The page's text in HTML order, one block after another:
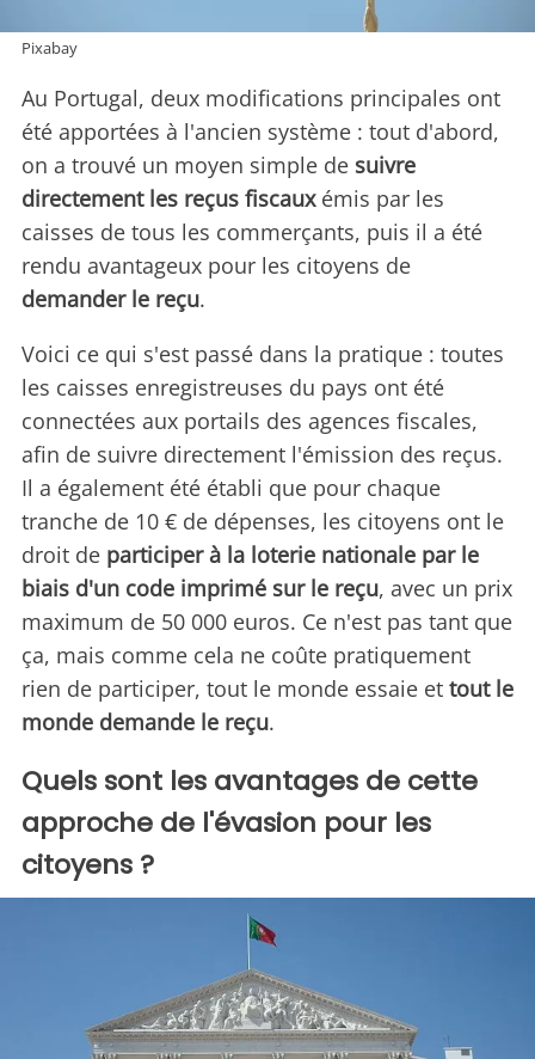
Pixabay
Au Portugal, deux modifications principales ont
été apportées à l'ancien système : tout d'abord,
on a trouvé un moyen simple de suivre
directement les reçus fiscauxémis par les
caisses de tous les commerçants, puis il a été
rendu avantageux pour les citoyens de
demander le reçu.
Voici ce qui s'est passé dans la pratique : toutes
les caisses enregistreuses du pays ont été
connectées aux portails des agences fiscales,
afin de suivre directement l'émission des reçus.
Il a également été établi que pour chaque
tranche de 10 € de dépenses, les citoyens ont le
droit de participer à la loterie nationale par le
biais d'un code imprimé sur le reçu, avec un prix
maximum de 50 000 euros. Ce n'est pas tant que
ça, mais comme cela ne coûte pratiquement
rien de participer, tout le monde essaie et tout le
monde demande le reçu.
Quels sont les avantages de cette
approche de l'évasion pour les
citoyens ?